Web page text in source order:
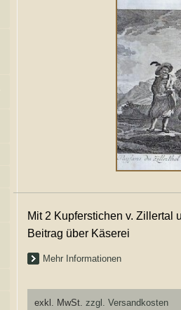
Mit 2 Kupferstichen v. Zillertal
Beitrag über Käserei
Mehr Informationen
exkl. MwSt. zzgl. Versandkosten